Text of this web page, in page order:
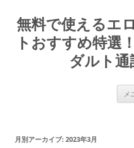
テ
ン
ツ
無料で使えるエ
トおすすめ特選
ダルト
メ
月別アーカイブ: 2023年3月